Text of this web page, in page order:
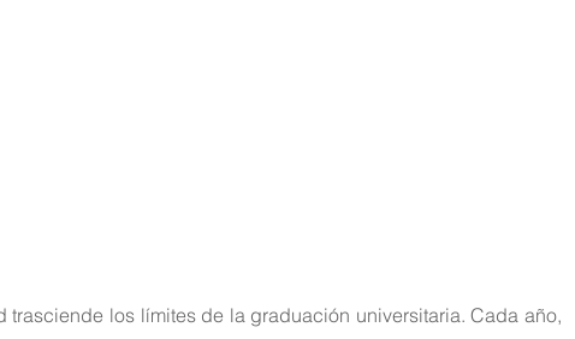
trasciende los límites de la graduación universitaria. Cada año,